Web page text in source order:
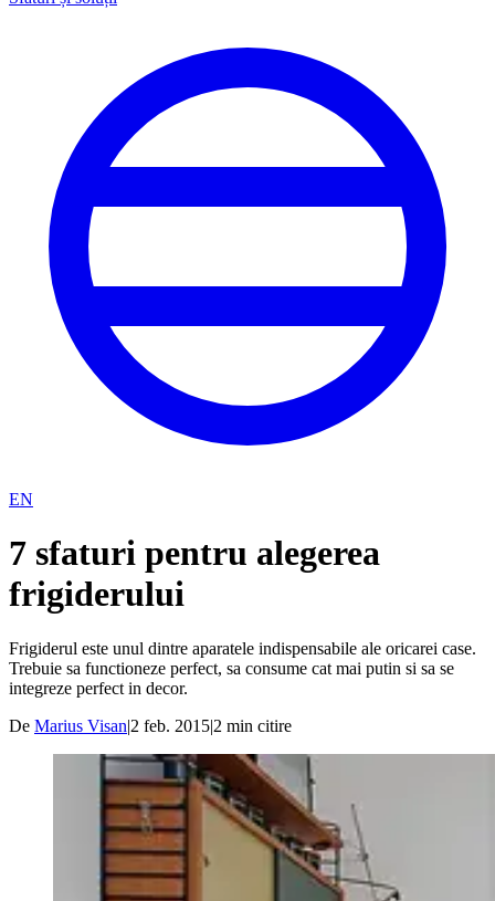
EN
7 sfaturi pentru alegerea
frigiderului
Frigiderul este unul dintre aparatele indispensabile ale oricarei case.
Trebuie sa functioneze perfect, sa consume cat mai putin si sa se
integreze perfect in decor.
De Marius Visan|2 feb. 2015|2 min citire